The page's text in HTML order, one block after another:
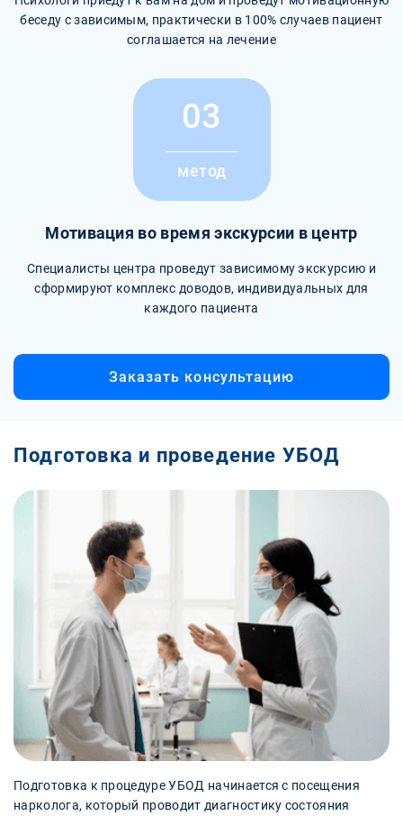
беседу с зависимым, практически в 100% случаев пациент
соглашается на лечение
03
метод
Мотивация во время экскурсии в центр
Специалисты центра проведут зависимому экскурсию и
сформируют комплекс доводов, индивидуальных для
каждого пациента
Заказать консультацию
Подготовка и проведение УБОД
Подготовка к процедуре УБОД начинается с посещения
нарколога, который проводит диагностику состояния